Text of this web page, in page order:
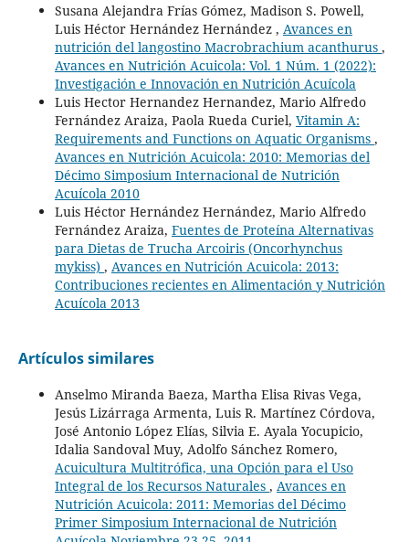
Susana Alejandra Frías Gómez, Madison S. Powell,
Luis Héctor Hernández Hernández , Avances en
nutrición del langostino Macrobrachium acanthurus ,
Avances en Nutrición Acuicola: Vol. 1 Núm. 1 (2022):
Investigación e Innovación en Nutrición Acuícola
Luis Hector Hernandez Hernandez, Mario Alfredo
Fernández Araiza, Paola Rueda Curiel, Vitamin A:
Requirements and Functions on Aquatic Organisms ,
Avances en Nutrición Acuicola: 2010: Memorias del
Décimo Simposium Internacional de Nutrición
Acuícola 2010
Luis Héctor Hernández Hernández, Mario Alfredo
Fernández Araiza, Fuentes de Proteína Alternativas
para Dietas de Trucha Arcoiris (Oncorhynchus
mykiss) , Avances en Nutrición Acuicola: 2013:
Contribuciones recientes en Alimentación y Nutrición
Acuícola 2013
Artículos similares
Anselmo Miranda Baeza, Martha Elisa Rivas Vega,
Jesús Lizárraga Armenta, Luis R. Martínez Córdova,
José Antonio López Elías, Silvia E. Ayala Yocupicio,
Idalia Sandoval Muy, Adolfo Sánchez Romero,
Acuicultura Multitrófica, una Opción para el Uso
Integral de los Recursos Naturales , Avances en
Nutrición Acuicola: 2011: Memorias del Décimo
Primer Simposium Internacional de Nutrición